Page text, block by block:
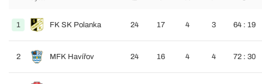
1 FK SK Polanka 24 17 4 3 64 : 19
2 MFK Havířov 24 16 4 4 72 : 30